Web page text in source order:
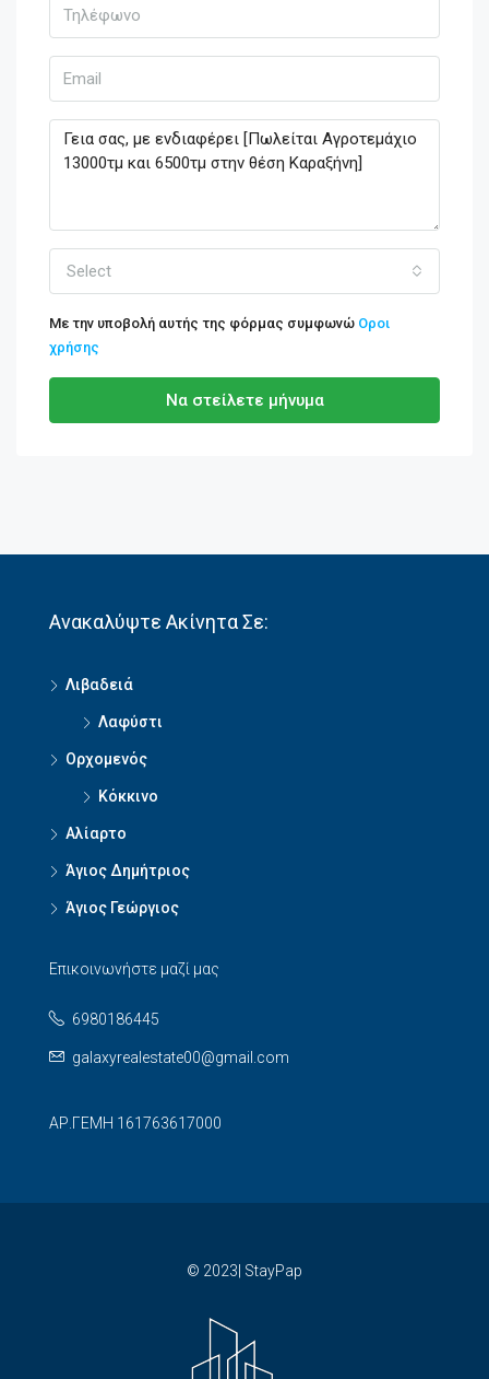
Select
Με την υποβολή αυτής της φόρμας συμφωνώ Οροι
χρήσης
Να στείλετε μήνυμα
Ανακαλύψτε Ακίνητα Σε:
Λιβαδειά
Λαφύστι
Ορχομενός
Κόκκινο
Αλίαρτο
Άγιος Δημήτριος
Άγιος Γεώργιος
Επικοινωνήστε μαζί μας
6980186445
galaxyrealestate00@gmail.com
ΑΡ.ΓΕΜΗ 161763617000
© 2023| StayPap